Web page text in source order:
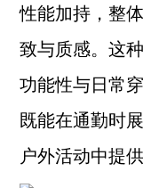
性能加持，整
致与质感。这
功能性与日常
既能在通勤时
户外活动中提